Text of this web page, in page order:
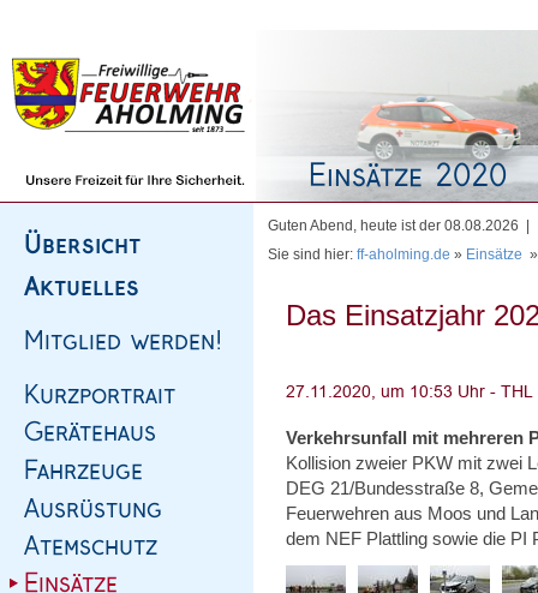
Guten Abend, heute ist der 08.08.2026 |
Sie sind hier: ff-aholming.de » Einsätze
Das Einsatzjahr
Verkehrsunfall mit mehreren
Kollision zweier PKW mit zwei
DEG 21/Bundesstraße 8,
Feuerwehren aus Moos und
dem NEF Plattling sowie die PI